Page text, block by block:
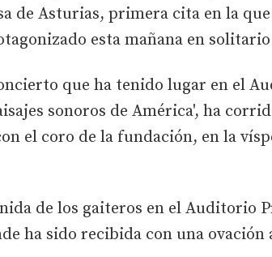
de Asturias, primera cita en la
esta mañana en
que ha tenido lugar en el
sonoros de América', ha
el coro de la fundación, en la
de los gaiteros en el Auditorio
ha sido recibida con una